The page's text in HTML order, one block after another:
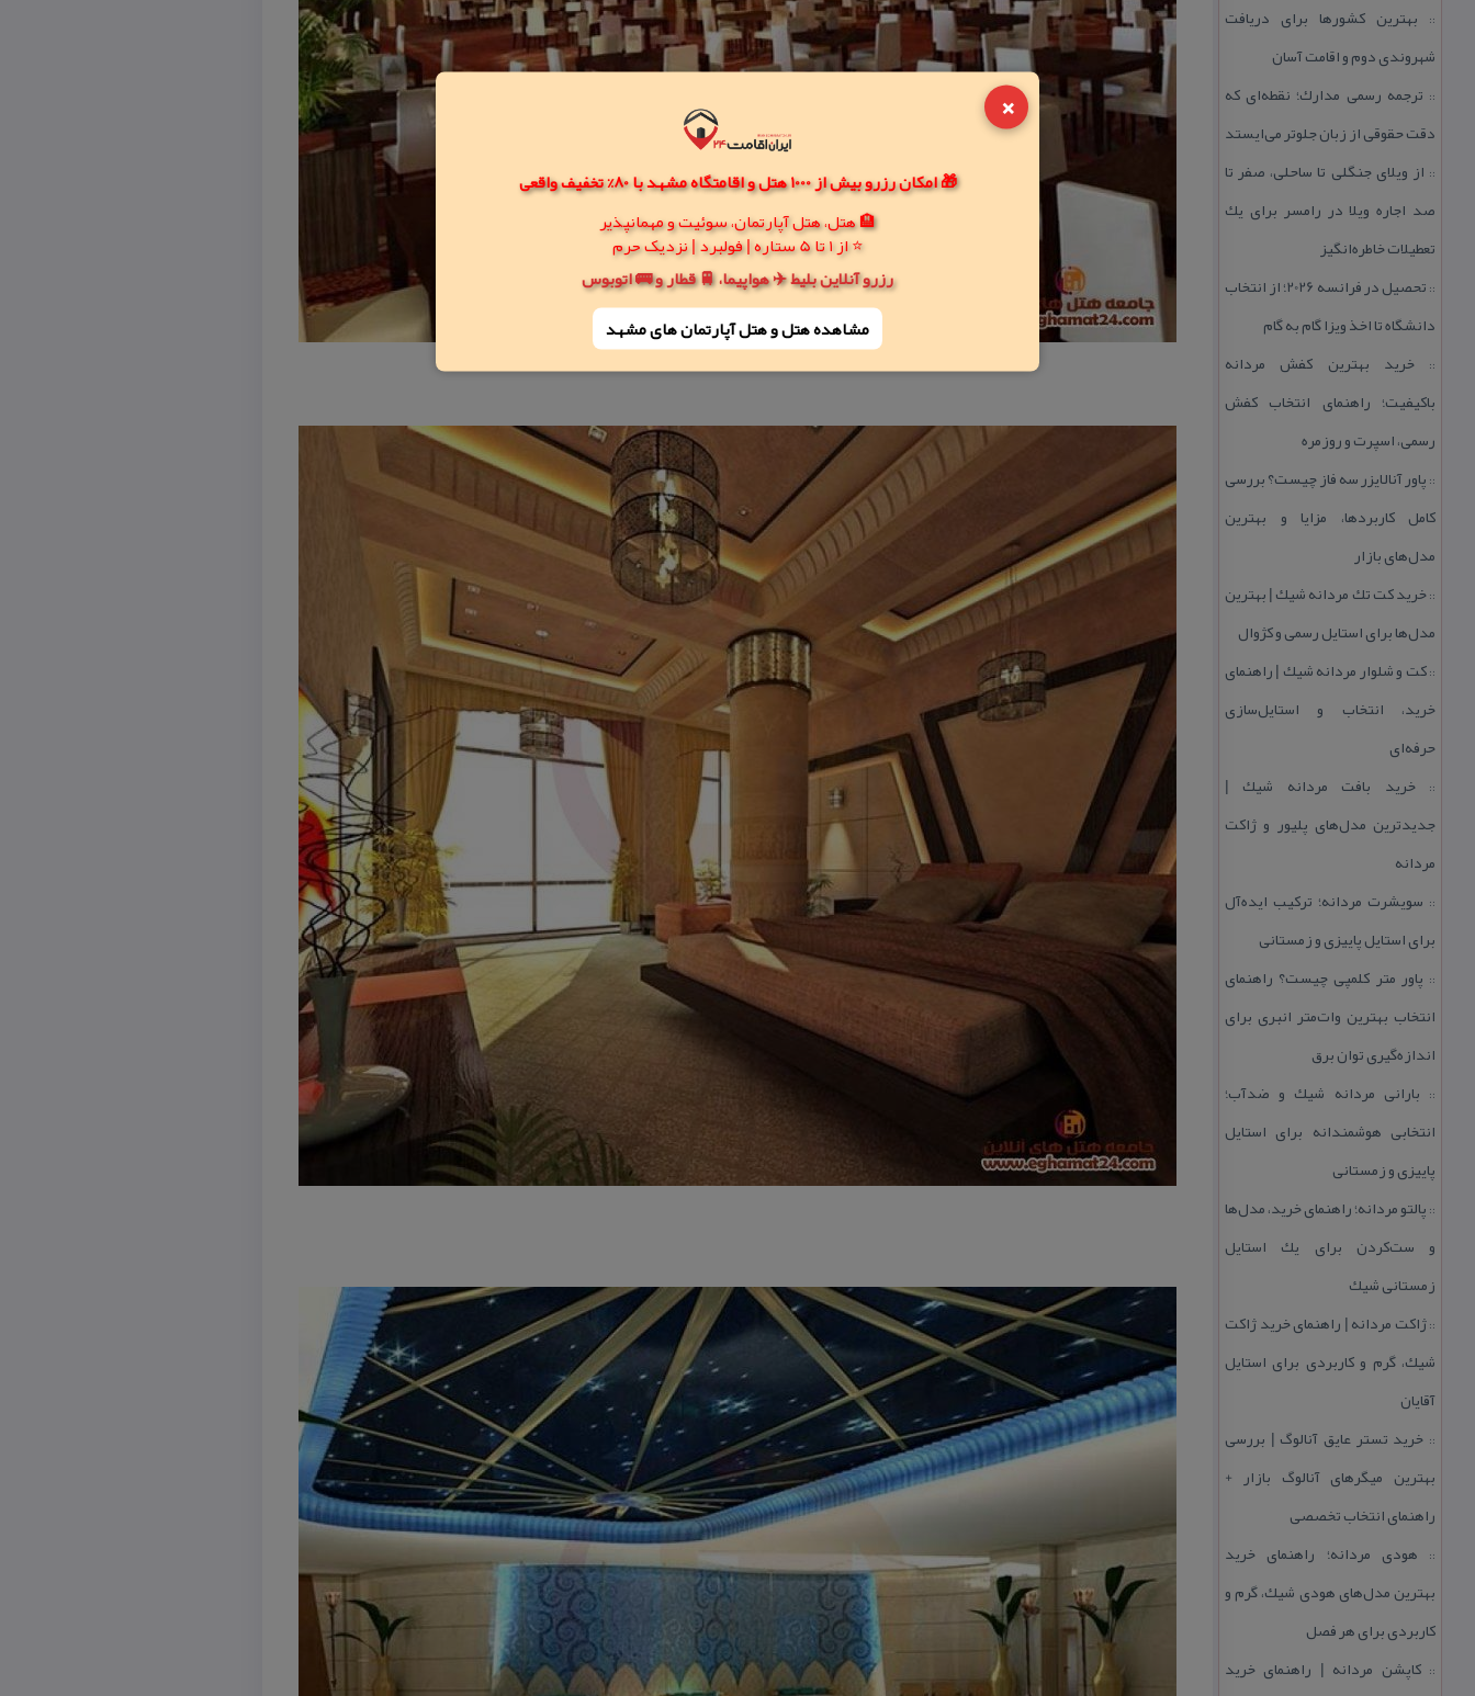
×
🎁 امکان رزرو بیش از 1000 هتل و اقامتگاه مشهد با 80% تخفیف واقعی
🏨 هتل، هتل آپارتمان، سوئیت و مهمانپذیر
⭐ از 1 تا 5 ستاره | فولبرد | نزدیک حرم
رزرو آنلاین بلیط ✈️ هواپیما، 🚆 قطار و 🚌 اتوبوس
مشاهده هتل و هتل‌ آپارتمان های مشهد
:: بهترین كشورها برای دریافت
شهروندی دوم و اقامت آسان
:: ترجمه رسمی مدارك؛ نقطه‌ای كه
دقت حقوقی از زبان جلوتر می‌ایستد
:: از ویلای جنگلی تا ساحلی، صفر تا
صد اجاره ویلا در رامسر برای یك
تعطیلات خاطره‌انگیز
::
تحصیل در فرانسه 2026؛ از انتخاب
دانشگاه تا اخذ ویزا گام به گام
::خرید بهترین كفش مردانه
باكیفیت؛ راهنمای انتخاب كفش
رسمی، اسپرت و روزمره
:: پاور آنالایزر سه فاز چیست؟ بررسی
كامل كاربردها، مزایا و بهترین
مدل‌های بازار
::خرید كت تك مردانه شیك | بهترین
مدل‌ها برای استایل رسمی و كژوال
::كت و شلوار مردانه شیك | راهنمای
خرید، انتخاب و استایل‌سازی
حرفه‌ای
::خرید بافت مردانه شیك |
جدیدترین مدل‌های پلیور و ژاكت
مردانه
:: سویشرت مردانه؛ تركیب ایده‌آل
برای استایل پاییزی و زمستانی
:: پاور متر كلمپی چیست؟ راهنمای
انتخاب بهترین وات‌متر انبری برای
اندازه‌گیری توان برق
:: بارانی مردانه شیك و ضدآب؛
انتخابی هوشمندانه برای استایل
پاییزی و زمستانی
:: پالتو مردانه؛ راهنمای خرید، مدل‌ها
و ست‌كردن برای یك استایل
زمستانی شیك
::ژاكت مردانه | راهنمای خرید ژاكت
شیك، گرم و كاربردی برای استایل
آقایان
:: خرید تستر عایق آنالوگ | بررسی
بهترین میگرهای آنالوگ بازار +
راهنمای انتخاب تخصصی
:: هودی مردانه؛ راهنمای خرید
بهترین مدل‌های هودی شیك، گرم و
كاربردی برای هر فصل
::كاپشن مردانه | راهنمای خرید